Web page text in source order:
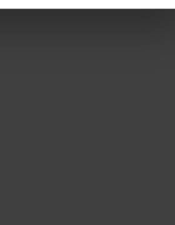
to analyse our traffic. We also share
partners who may combine it with
of their services.